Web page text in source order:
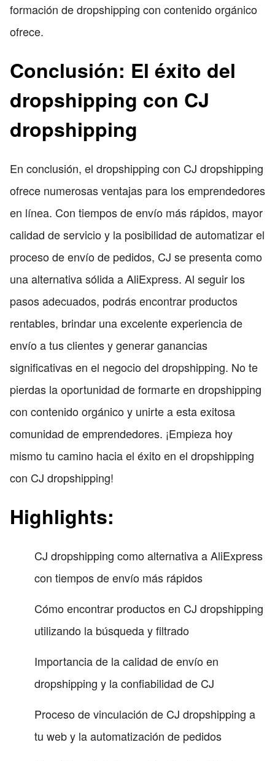
formación de dropshipping con contenido orgánico
ofrece.
Conclusión: El éxito del
dropshipping con CJ
dropshipping
En conclusión, el dropshipping con CJ dropshipping
ofrece numerosas ventajas para los emprendedores
en línea. Con tiempos de envío más rápidos, mayor
calidad de servicio y la posibilidad de automatizar el
proceso de envío de pedidos, CJ se presenta como
una alternativa sólida a AliExpress. Al seguir los
pasos adecuados, podrás encontrar productos
rentables, brindar una excelente experiencia de
envío a tus clientes y generar ganancias
significativas en el negocio del dropshipping. No te
pierdas la oportunidad de formarte en dropshipping
con contenido orgánico y unirte a esta exitosa
comunidad de emprendedores. ¡Empieza hoy
mismo tu camino hacia el éxito en el dropshipping
con CJ dropshipping!
Highlights:
CJ dropshipping como alternativa a AliExpress
con tiempos de envío más rápidos
Cómo encontrar productos en CJ dropshipping
utilizando la búsqueda y filtrado
Importancia de la calidad de envío en
dropshipping y la confiabilidad de CJ
Proceso de vinculación de CJ dropshipping a
tu web y la automatización de pedidos